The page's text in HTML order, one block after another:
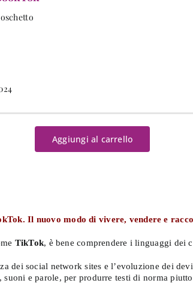
Aggiungi al carrello
Il nuovo modo di vivere, vendere e
TikTok, è bene comprendere i linguaggi dei
dei social network sites e l’evoluzione dei
e parole, per produrre testi di norma